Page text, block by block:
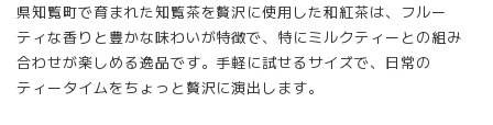
県知覧町で育まれた知覧茶を贅沢に使用した和紅茶は、フルー
ティな香りと豊かな味わいが特徴で、特にミルクティーとの組み
合わせが楽しめる逸品です。手軽に試せるサイズで、日常の
ティータイムをちょっと贅沢に演出します。